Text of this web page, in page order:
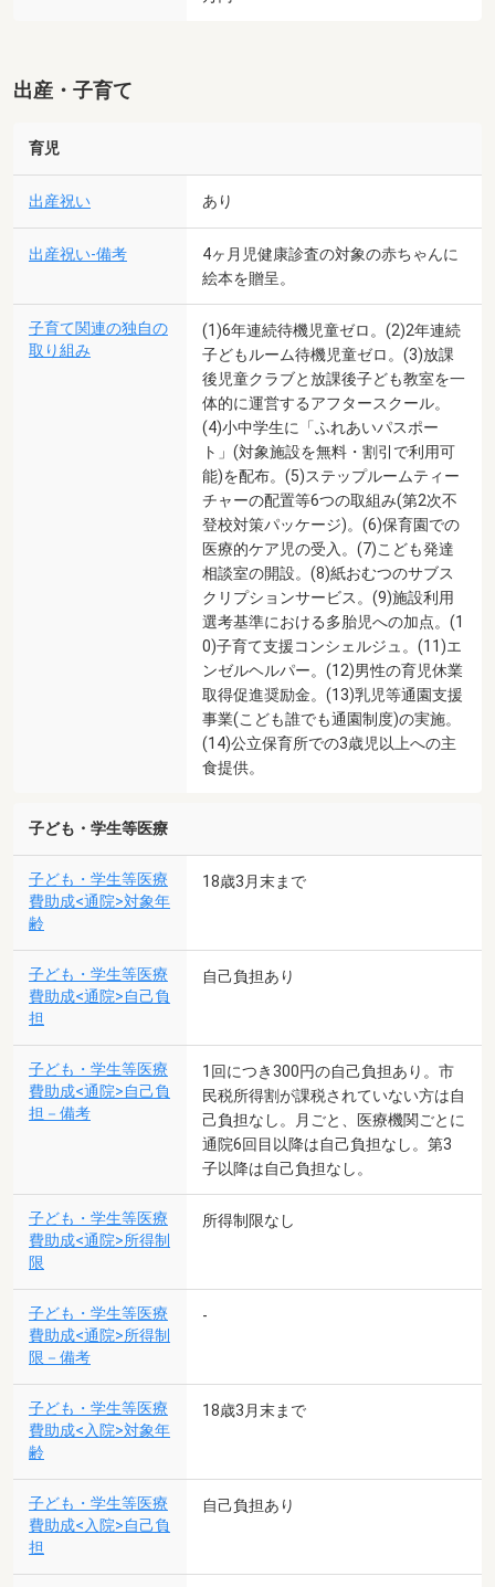
出産・子育て
育児
出産祝い あり
出産祝い-備考
4ヶ月児健康診査の対象の赤ちゃんに
絵本を贈呈。
子育て関連の独自の
取り組み
(1)6年連続待機児童ゼロ。(2)2年連続
子どもルーム待機児童ゼロ。(3)放課
後児童クラブと放課後子ども教室を一
体的に運営するアフタースクール。
(4)小中学生に「ふれあいパスポー
ト」(対象施設を無料・割引で利用可
能)を配布。(5)ステップルームティー
チャーの配置等6つの取組み(第2次不
登校対策パッケージ)。(6)保育園での
医療的ケア児の受入。(7)こども発達
相談室の開設。(8)紙おむつのサブス
クリプションサービス。(9)施設利用
選考基準における多胎児への加点。(1
0)子育て支援コンシェルジュ。(11)エ
ンゼルヘルパー。(12)男性の育児休業
取得促進奨励金。(13)乳児等通園支援
事業(こども誰でも通園制度)の実施。
(14)公立保育所での3歳児以上への主
食提供。
子ども・学生等医療
子ども・学生等医療
費助成<通院>対象年
齢
18歳3月末まで
子ども・学生等医療
費助成<通院>自己負
担
自己負担あり
子ども・学生等医療
費助成<通院>自己負
担－備考
1回につき300円の自己負担あり。市
民税所得割が課税されていない方は自
己負担なし。月ごと、医療機関ごとに
通院6回目以降は自己負担なし。第3
子以降は自己負担なし。
子ども・学生等医療
費助成<通院>所得制
限
所得制限なし
子ども・学生等医療
費助成<通院>所得制
限－備考
-
子ども・学生等医療
費助成<入院>対象年
齢
18歳3月末まで
子ども・学生等医療
費助成<入院>自己負
担
自己負担あり